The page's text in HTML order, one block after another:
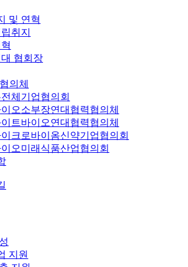
및 연혁
취지
협회장
의체
체기업협의회
오소부장연대협력협의체
트바이오연대협력협의체
크로바이옴신약기업협의회
오미래식품산업협의회
지원